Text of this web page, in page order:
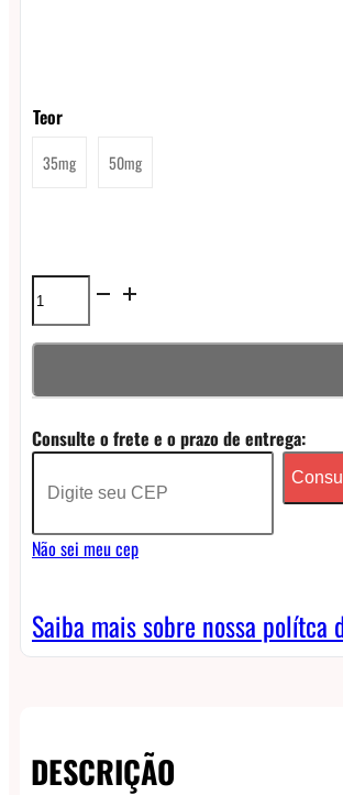
Teor
35mg 50mg
Líquido
Born
NicSalt
Cherry
Watermelon
quantidade
Consulte o frete e o prazo de entrega:
Não sei meu cep
Saiba mais sobre nossa polítca
DESCRIÇÃO